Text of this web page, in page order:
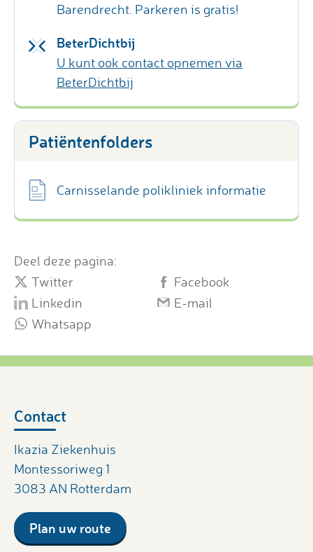
Barendrecht. Parkeren is gratis!
BeterDichtbij
U kunt ook contact opnemen via
BeterDichtbij
Patiëntenfolders
Carnisselande polikliniek informatie
Deel deze pagina:
Twitter
Facebook
Linkedin
E-mail
Whatsapp
Contact
Ikazia Ziekenhuis
Montessoriweg 1
3083 AN Rotterdam
Plan uw route